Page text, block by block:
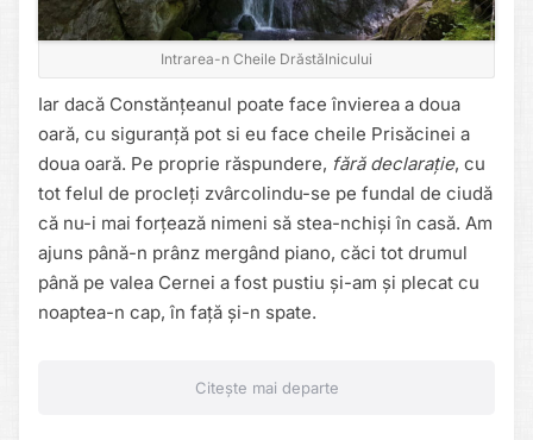
Intrarea-n Cheile Drăstălnicului
Iar dacă Constănțeanul poate face învierea a doua
oară, cu siguranță pot si eu face cheile Prisăcinei a
doua oară. Pe proprie răspundere, fără declarație, cu
tot felul de procleți zvârcolindu-se pe fundal de ciudă
că nu-i mai forțează nimeni să stea-nchiși în casă. Am
ajuns până-n prânz mergând piano, căci tot drumul
până pe valea Cernei a fost pustiu și-am și plecat cu
noaptea-n cap, în față și-n spate.
Citește mai departe